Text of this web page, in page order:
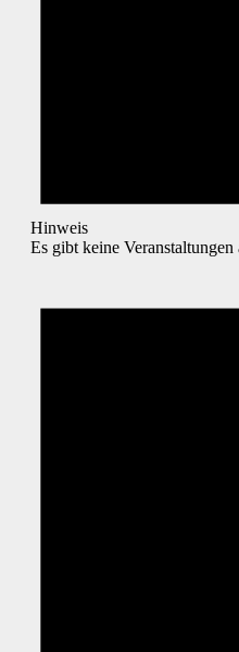
Hinweis
Es gibt keine Veranstaltungen